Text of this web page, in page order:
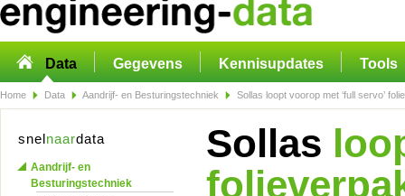
Data Gegevens Kennisupdates Tools
Home Data Aandrijf- en Besturingstechniek Sollas loopt voorop met ‘full servo’
snelnaardata
Aandrijf- en
Besturingstechniek
Sollas